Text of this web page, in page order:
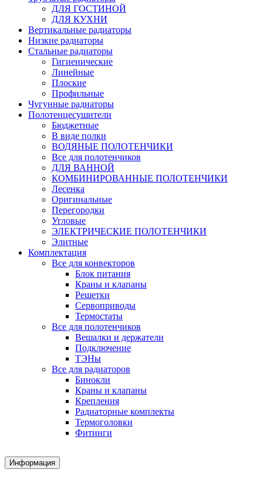
ДЛЯ ГОСТИНОЙ
ДЛЯ КУХНИ
Вертикальные радиаторы
Низкие радиаторы
Стальные радиаторы
Гигиенические
Линейные
Плоские
Профильные
Чугунные радиаторы
Полотенцесушители
Бюджетные
В виде полки
ВОДЯНЫЕ ПОЛОТЕНЧИКИ
Все для полотенчиков
ДЛЯ ВАННОЙ
КОМБИНИРОВАННЫЕ ПОЛОТЕНЧИКИ
Лесенка
Оригинальные
Перегородки
Угловые
ЭЛЕКТРИЧЕСКИЕ ПОЛОТЕНЧИКИ
Элитные
Комплектация
Все для конвекторов
Блок питания
Краны и клапаны
Решетки
Сервоприводы
Термостаты
Все для полотенчиков
Вешалки и держатели
Подключение
ТЭНы
Все для радиаторов
Бинокли
Краны и клапаны
Крепления
Радиаторные комплекты
Термоголовки
Фитинги
Информация